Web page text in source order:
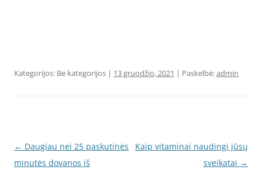
Kategorijos: Be kategorijos | 13 gruodžio, 2021 | Paskelbė:admin
Įrašo
navigacija
← Daugiau nei 25 paskutinės
minutės dovanos iš
Kaip vitaminai naudingi jūsų
sveikatai →